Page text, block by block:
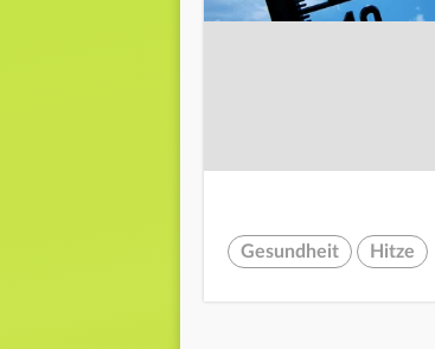
Gesundheit Hitze